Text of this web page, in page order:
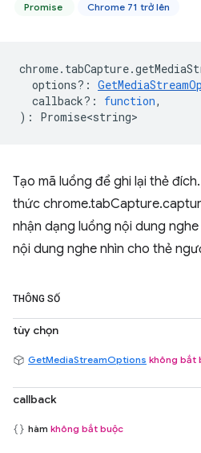
Promise Chrome 71 trở lên
chrome. tabCapture.
options? :
callback? : function,
) : Promise<string>
Tạo mã luồng để ghi lại thẻ
thức
nhận dạng luồng nội dung
nội dung nghe nhìn cho thẻ
THÔNG SỐ
tùy chọn
GetMediaStreamOptions không bắt
callback
hàm không bắt buộc